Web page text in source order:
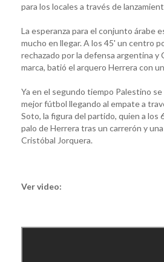
para los locales a través de
La esperanza para el conjunto árabe
mucho en llegar. A los 45' un centro
rechazado por la defensa argentina y
marca, batió el arquero Herrera con
Ya en el segundo tiempo Palestino
mejor fútbol llegando al empate a
Soto, la figura del partido, quien a los
palo de Herrera tras un carrerón y
Cristóbal Jorquera.
Ver video: